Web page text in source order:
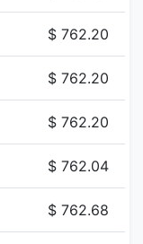
$ 762.20
$ 762.20
$ 762.20
$ 762.04
$ 762.68